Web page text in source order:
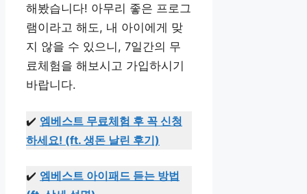
해봤습니다! 아무리 좋은 프로그
램이라고 해도, 내 아이에게 맞
지 않을 수 있으니, 7일간의 무
료체험을 해보시고 가입하시기
바랍니다.
✔️ 엠베스트 무료체험 후 꼭 신청
하세요! (ft. 생돈 날린 후기)
✔️ 엠베스트 아이패드 듣는 방법